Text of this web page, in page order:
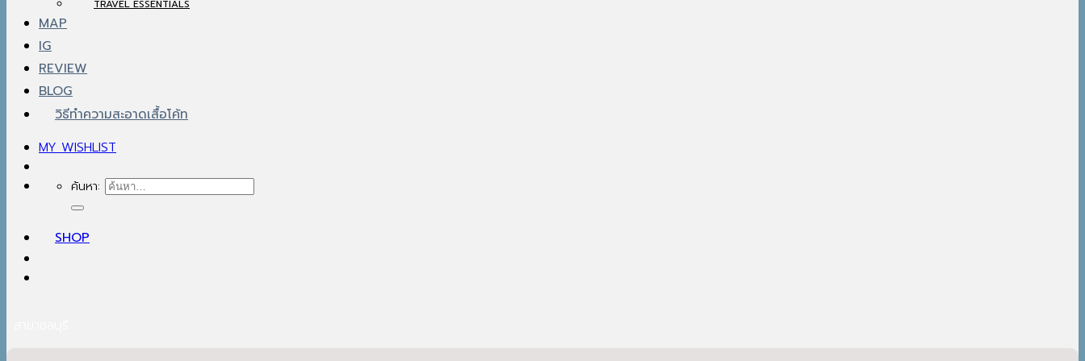
TRAVEL ESSENTIALS
MAP
IG
REVIEW
BLOG
วิธีทำความสะอาดเสื้อโค้ท
MY WISHLIST
ค้นหา:
SHOP